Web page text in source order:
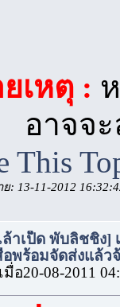
เหตุ :
อาจจ
This
: 13-11-2012
ล้าเป็ด พับลิชชิ่ง
พร้อมจัดส่งแล้ว
มื่อ20-08-2011